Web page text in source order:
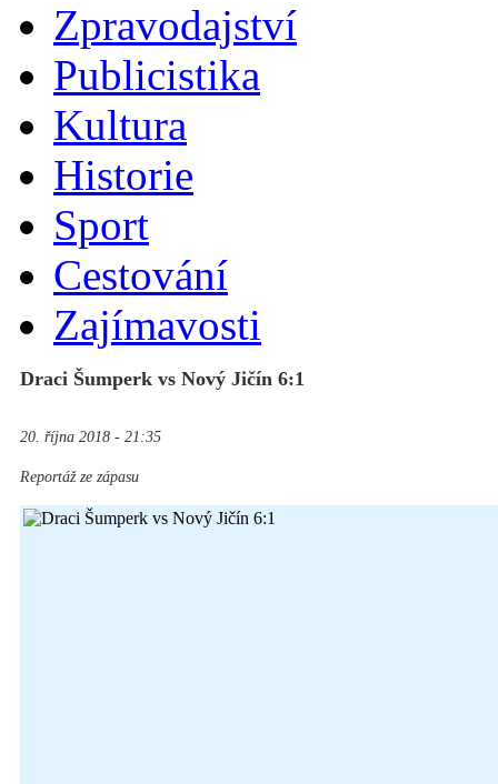
Zpravodajství
Publicistika
Kultura
Historie
Sport
Cestování
Zajímavosti
Draci Šumperk vs Nový Jičín 6:1
20. října 2018 - 21:35
Reportáž ze zápasu